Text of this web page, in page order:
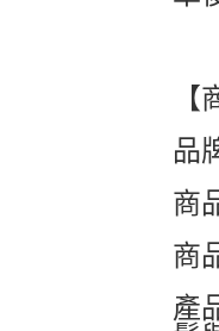
品
商
商
產